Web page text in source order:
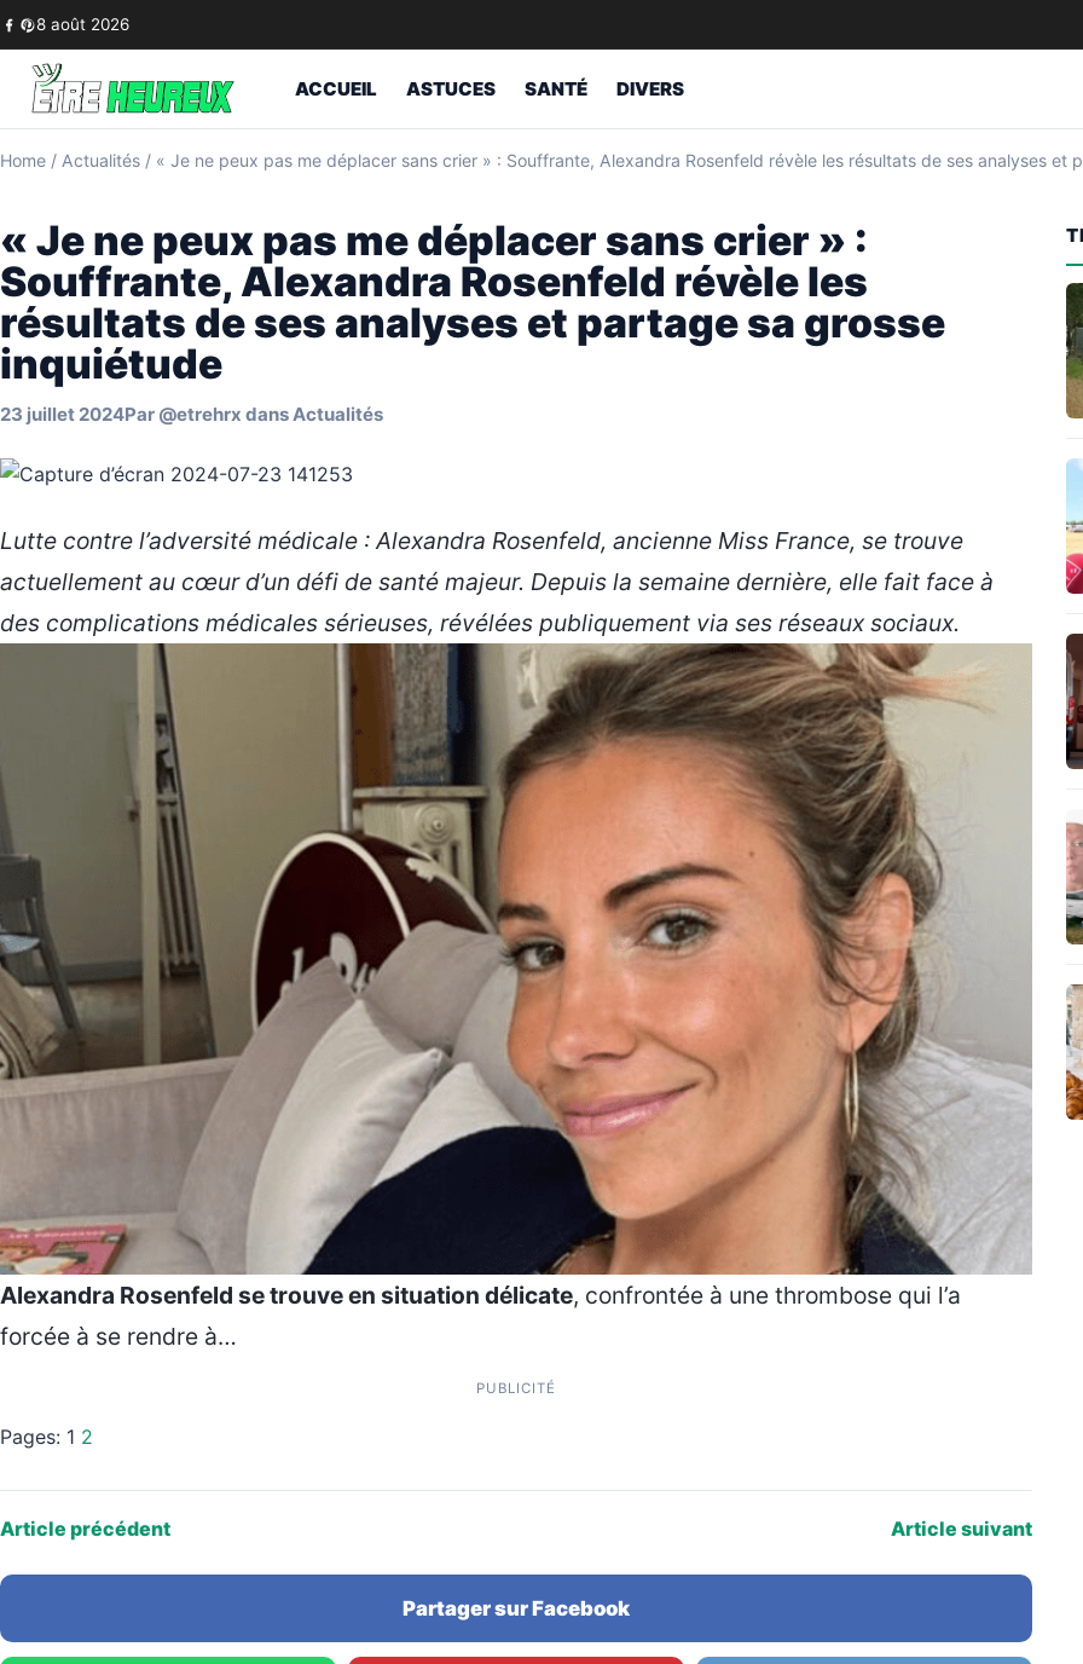
Skip to content
8 août 2026
ACCUEIL ASTUCES SANTÉ DIVERS
Home / Actualités / « Je ne peux pas me déplacer sans crier » : Souffrante, Alexandra Rosenfeld révèle les résultats de ses analyses et
« Je ne peux pas me déplacer sans crier » :
Souffrante, Alexandra Rosenfeld révèle les
résultats de ses analyses et partage sa grosse
inquiétude
23 juillet 2024Par @etrehrx dansActualités
Lutte contre l’adversité médicale : Alexandra Rosenfeld, ancienne Miss France, se trouve
actuellement au cœur d’un défi de santé majeur. Depuis la semaine dernière, elle fait face à
des complications médicales sérieuses, révélées publiquement via ses réseaux sociaux.
Alexandra Rosenfeld se trouve en situation délicate, confrontée à une thrombose qui l’a
forcée à se rendre à…
PUBLICITÉ
Pages: 1 2
Article précédent Article suivant
Partager sur Facebook